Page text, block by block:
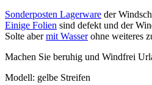
Sonderposten Lagerware der
Einige Folien sind defekt und der
Solte abermit Wasserohne weiteres
Machen Sie beruhig und Windfrei
Modell: gelbe Streifen